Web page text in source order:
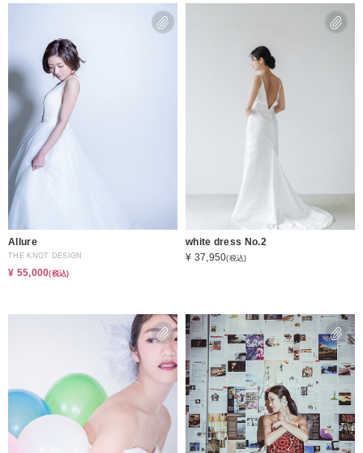
Allure
THE KNOT DESIGN
¥ 55,000(税込)
white dress No.2
¥ 37,950(税込)